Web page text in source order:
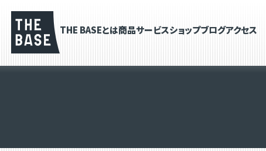
THE BASEとは商品サービスショップブログアクセス